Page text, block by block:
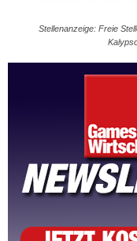
Stellenanzeige: Freie